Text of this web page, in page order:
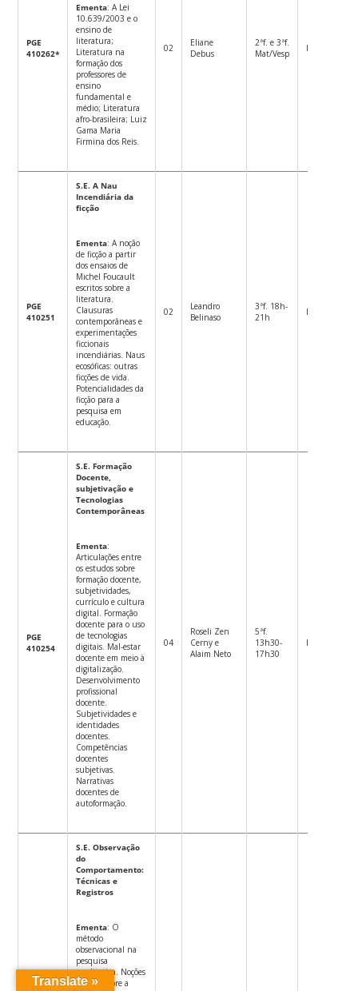
PGE
410262*
Ementa: A Lei
10.639/2003 e o
ensino de
literatura;
Literatura na
formação dos
professores de
ensino
fundamental e
médio; Literatura
afro-brasileira; Luiz
Gama Maria
Firmina dos Reis.
02
Eliane
Debus
2ªf. e 3ªf.
Mat/Vesp
Eletiva
PGE
410251
S.E. A Nau
Incendiária da
ficção
Ementa: A noção
de ficção a partir
dos ensaios de
Michel Foucault
escritos sobre a
literatura.
Clausuras
contemporâneas e
experimentações
ficcionais
incendiárias. Naus
ecosóficas: outras
ficções de vida.
Potencialidades da
ficção para a
pesquisa em
educação.
02
Leandro
Belinaso
3ªf. 18h-
21h
Eletiva
PGE
410254
S.E. Formação
Docente,
subjetivação e
Tecnologias
Contemporâneas
Ementa:
Articulações entre
os estudos sobre
formação docente,
subjetividades,
currículo e cultura
digital. Formação
docente para o uso
de tecnologias
digitais. Mal-estar
docente em meio à
digitalização.
Desenvolvimento
profissional
docente.
Subjetividades e
identidades
docentes.
Competências
docentes
subjetivas.
Narrativas
docentes de
autoformação.
04
Roseli Zen
Cerny e
Alaim Neto
5ªf.
13h30-
17h30
Eletiva
S.E. Observação
do
Comportamento:
Técnicas e
Registros
Ementa: O
método
observacional na
pesquisa
qualitativa. Noções
básicas sobre a
Translate »